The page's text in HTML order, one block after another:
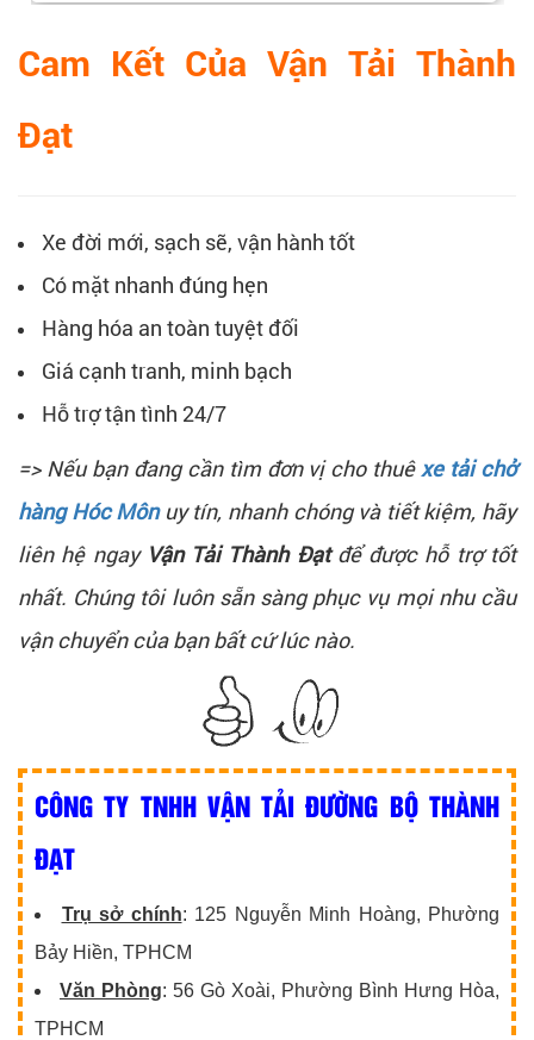
Cam Kết Của Vận Tải Thành
Đạt
Xe đời mới, sạch sẽ, vận hành tốt
Có mặt nhanh đúng hẹn
Hàng hóa an toàn tuyệt đối
Giá cạnh tranh, minh bạch
Hỗ trợ tận tình 24/7
=> Nếu bạn đang cần tìm đơn vị cho thuê xe tải chở
hàng Hóc Mônuy tín, nhanh chóng và tiết kiệm, hãy
liên hệ ngay Vận Tải Thành Đạtđể được hỗ trợ tốt
nhất. Chúng tôi luôn sẵn sàng phục vụ mọi nhu cầu
vận chuyển của bạn bất cứ lúc nào.
CÔNG TY TNHH VẬN TẢI ĐƯỜNG BỘ THÀNH
ĐẠT
Trụ sở chính: 125 Nguyễn Minh Hoàng, Phường
Bảy Hiền, TPHCM
Văn Phòng: 56 Gò Xoài, Phường Bình Hưng Hòa,
TPHCM